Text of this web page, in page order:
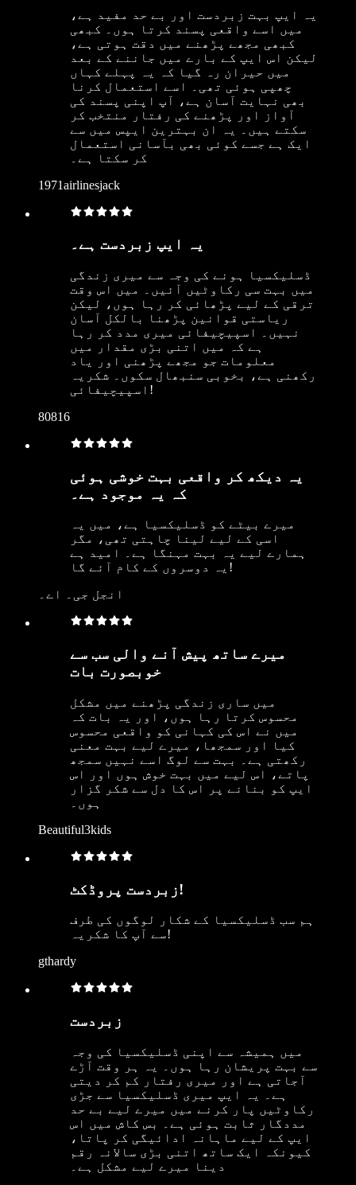
یہ ایپ بہت زبردست اور بے حد مفید ہے،
میں اسے واقعی پسند کرتا ہوں۔ کبھی
کبھی مجھے پڑھنے میں دقت ہوتی ہے،
لیکن اس ایپ کے بارے میں جاننے کے بعد
میں حیران رہ گیا کہ یہ پہلے کہاں
چھپی ہوئی تھی۔ اسے استعمال کرنا
بھی نہایت آسان ہے، آپ اپنی پسند کی
آواز اور پڑھنے کی رفتار منتخب کر
سکتے ہیں۔ یہ ان بہترین ایپس میں سے
ایک ہے جسے کوئی بھی بآسانی استعمال
کر سکتا ہے۔
1971airlinesjack
یہ ایپ زبردست ہے۔
ڈسلیکسیا ہونے کی وجہ سے میری زندگی
میں بہت سی رکاوٹیں آئیں۔ میں اس وقت
ترقی کے لیے پڑھائی کر رہا ہوں، لیکن
ریاستی قوانین پڑھنا بالکل آسان
نہیں۔ اسپیچیفائی میری مدد کر رہا
ہے کہ میں اتنی بڑی مقدار میں
معلومات جو مجھے پڑھنی اور یاد
رکھنی ہے، بخوبی سنبھال سکوں۔ شکریہ
اسپیچیفائی!
80816
یہ دیکھ کر واقعی بہت خوشی ہوئی
کہ یہ موجود ہے۔
میرے بیٹے کو ڈسلیکسیا ہے، میں یہ
اسی کے لیے لینا چاہتی تھی، مگر
ہمارے لیے یہ بہت مہنگا ہے۔ امید ہے
یہ دوسروں کے کام آئے گا!
انجل جی۔ اے۔
میرے ساتھ پیش آنے والی سب سے
خوبصورت بات
میں ساری زندگی پڑھنے میں مشکل
محسوس کرتا رہا ہوں، اور یہ بات کہ
میں نے اس کی کہانی کو واقعی محسوس
کیا اور سمجھا، میرے لیے بہت معنی
رکھتی ہے۔ بہت سے لوگ اسے نہیں سمجھ
پاتے، اس لیے میں بہت خوش ہوں اور اس
ایپ کو بنانے پر اس کا دل سے شکر گزار
ہوں۔
Beautiful3kids
زبردست پروڈکٹ!
ہم سب ڈسلیکسیا کے شکار لوگوں کی طرف
سے آپ کا شکریہ!
gthardy
زبردست
میں ہمیشہ سے اپنی ڈسلیکسیا کی وجہ
سے بہت پریشان رہا ہوں۔ یہ ہر وقت آڑے
آجاتی ہے اور میری رفتار کم کر دیتی
ہے۔ یہ ایپ میری ڈسلیکسیا سے جڑی
رکاوٹیں پار کرنے میں میرے لیے بے حد
مددگار ثابت ہوئی ہے۔ بس کاش میں اس
ایپ کے لیے ماہانہ ادائیگی کر پاتا،
کیونکہ ایک ساتھ اتنی بڑی سالانہ رقم
دینا میرے لیے مشکل ہے۔